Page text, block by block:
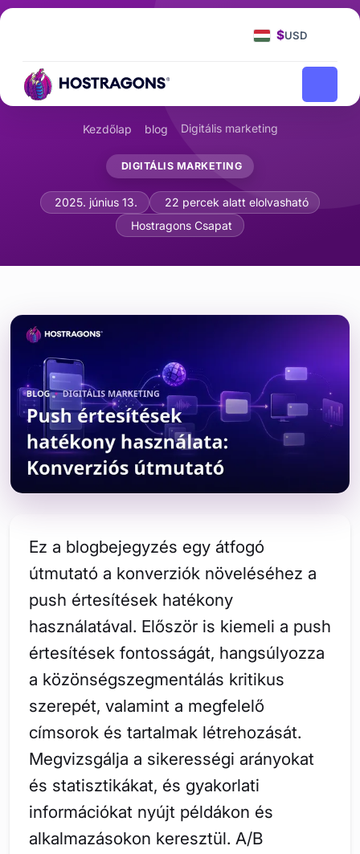
$USD
Kezdőlap blog Digitális marketing
DIGITÁLIS MARKETING
Push értesítések hatékony
2025. június 13.
22 percek alatt elolvasható
Hostragons Csapat
Ez a blogbejegyzés egy átfogó
útmutató a konverziók növeléséhez a
push értesítések hatékony
használatával. Először is kiemeli a push
értesítések fontosságát, hangsúlyozza
a közönségszegmentálás kritikus
szerepét, valamint a megfelelő
címsorok és tartalmak létrehozását.
Megvizsgálja a sikerességi arányokat
és statisztikákat, és gyakorlati
információkat nyújt példákon és
alkalmazásokon keresztül. A/B